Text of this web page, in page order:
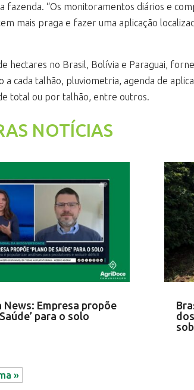
“Os monitoramentos diários e
mais praga e fazer uma aplicação
hectares no Brasil, Bolívia e Paraguai,
cada talhão, pluviometria, agenda de
total ou por talhão, entre outros.
NOTÍCIAS
News: Empresa propõe
para o solo
»